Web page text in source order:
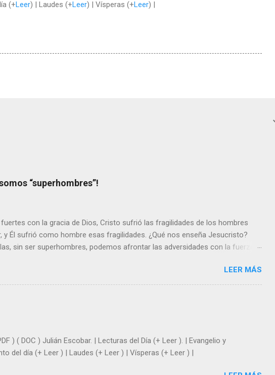
(+Leer) | Laudes (+Leer) | Vísperas (+Leer) |
“superhombres”!
con la gracia de Dios, Cristo sufrió las fragilidades de los hombres
y Él sufrió como hombre esas fragilidades. ¿Qué nos enseña Jesucristo?
sin ser superhombres, podemos afrontar las adversidades con la fuerza y
acompañados y protegidos por nosotros. “ Señor, soy un árbol sin frutos,
que al menos mis ramas y hojas den sombra en los días del sol abrasador
- ¿Superas tu fragilidad con la gracia de Dios? Julián Escobar. | Lecturas
LEER MÁS
) ( DOC ) Julián Escobar. | Lecturas del Día (+ Leer ). | Evangelio y
del día (+ Leer ) | Laudes (+ Leer ) | Vísperas (+ Leer ) |